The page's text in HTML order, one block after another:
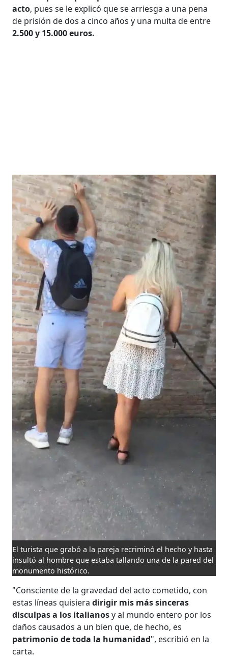
acto, pues se le explicó que se arriesga a una pena
de prisión de dos a cinco años y una multa de entre
2.500 y 15.000 euros.
El turista que grabó a la pareja recriminó el hecho y hasta
insultó al hombre que estaba tallando una de la pared del
monumento histórico.
"Consciente de la gravedad del acto cometido, con
estas líneas quisiera dirigir mis más sinceras
disculpas a los italianosy al mundo entero por los
daños causados ​​a un bien que, de hecho, es
patrimonio de toda la humanidad", escribió en la
carta.